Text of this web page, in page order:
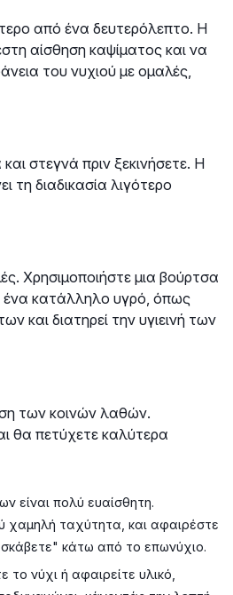
από ένα δευτερόλεπτο. Η
αίσθηση καψίματος και να
του νυχιού με ομαλές,
στεγνά πριν ξεκινήσετε. Η
τη διαδικασία λιγότερο
Χρησιμοποιήστε μια βούρτσα
ένα κατάλληλο υγρό, όπως
και διατηρεί την υγιεινή των
των κοινών λαθών.
θα πετύχετε καλύτερα
είναι πολύ ευαίσθητη.
χαμηλή ταχύτητα, και αφαιρέστε
κάτω από το επωνύχιο.
νύχι ή αφαιρείτε υλικό,